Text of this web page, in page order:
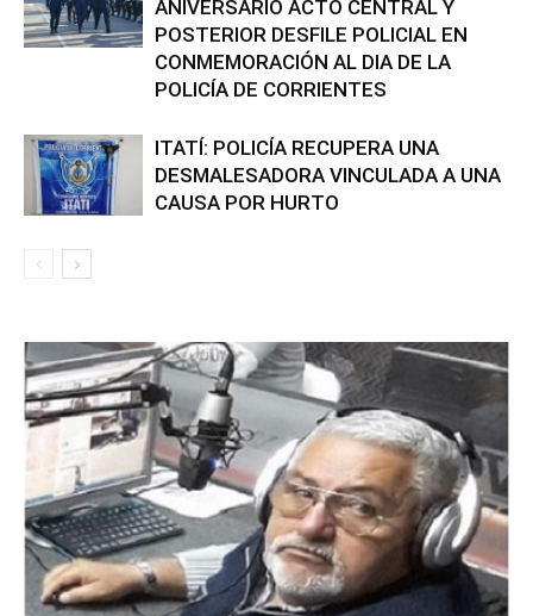
ANIVERSARIO ACTO CENTRAL Y
POSTERIOR DESFILE POLICIAL EN
CONMEMORACIÓN AL DIA DE LA
POLICÍA DE CORRIENTES
ITATÍ: POLICÍA RECUPERA UNA
DESMALESADORA VINCULADA A UNA
CAUSA POR HURTO